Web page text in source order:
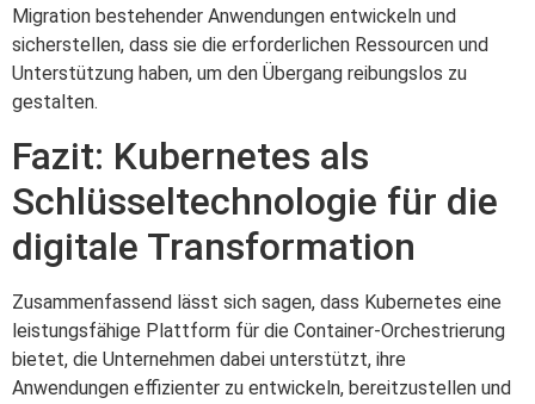
Migration bestehender Anwendungen entwickeln und
sicherstellen, dass sie die erforderlichen Ressourcen und
Unterstützung haben, um den Übergang reibungslos zu
gestalten.
Fazit: Kubernetes als
Schlüsseltechnologie für die
digitale Transformation
Zusammenfassend lässt sich sagen, dass Kubernetes eine
leistungsfähige Plattform für die Container-Orchestrierung
bietet, die Unternehmen dabei unterstützt, ihre
Anwendungen effizienter zu entwickeln, bereitzustellen und